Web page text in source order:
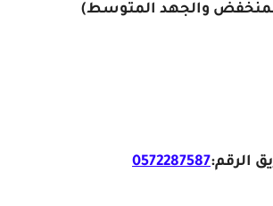
والجهد المتوسط)
الرقم:0572287587